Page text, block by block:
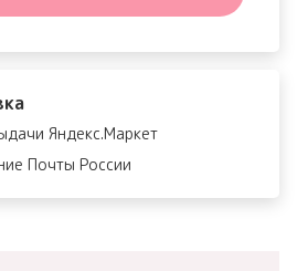
Яндекс.Маркет
Почты России